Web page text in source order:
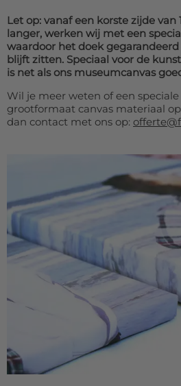
Let op: vanaf een korste zijde
langer, werken wij met een
waardoor het doek
blijft zitten. Speciaal voor de
is net als ons museumcanvas
Wil je meer weten of een
grootformaat canvas materiaal
dan contact met ons op: